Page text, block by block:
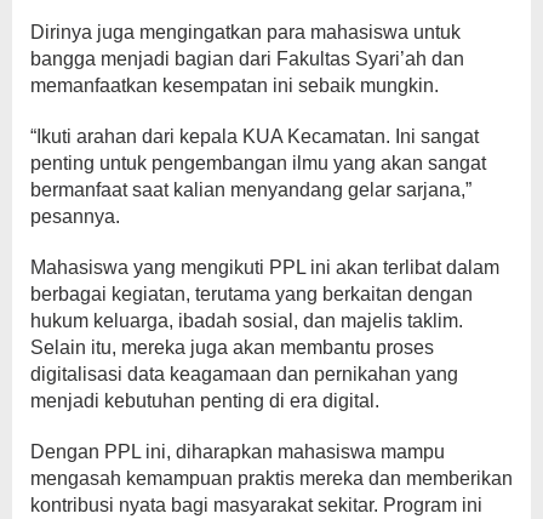
Dirinya juga mengingatkan para mahasiswa untuk
bangga menjadi bagian dari Fakultas Syari’ah dan
memanfaatkan kesempatan ini sebaik mungkin.
“Ikuti arahan dari kepala KUA Kecamatan. Ini sangat
penting untuk pengembangan ilmu yang akan sangat
bermanfaat saat kalian menyandang gelar sarjana,”
pesannya.
Mahasiswa yang mengikuti PPL ini akan terlibat dalam
berbagai kegiatan, terutama yang berkaitan dengan
hukum keluarga, ibadah sosial, dan majelis taklim.
Selain itu, mereka juga akan membantu proses
digitalisasi data keagamaan dan pernikahan yang
menjadi kebutuhan penting di era digital.
Dengan PPL ini, diharapkan mahasiswa mampu
mengasah kemampuan praktis mereka dan memberikan
kontribusi nyata bagi masyarakat sekitar. Program ini